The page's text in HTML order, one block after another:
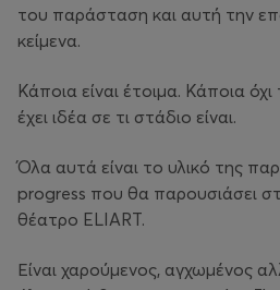
του παράσταση και αυτή την
κείμενα.
Κάποια είναι έτοιμα. Κάποια
έχει ιδέα σε τι στάδιο είναι.
Όλα αυτά είναι το υλικό της
progress που θα παρουσιάσει
θέατρο ELIART.
Είναι χαρούμενος, αγχωμένος